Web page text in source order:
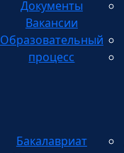
Документы
Вакансии
Образовательный
процесс
Бакалавриат